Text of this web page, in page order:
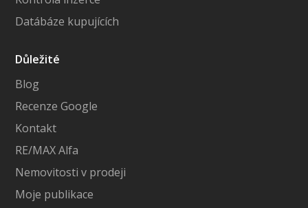
Datábáze kupujících
Důležité
Blog
Recenze Google
Kontakt
RE/MAX Alfa
Nemovitosti v prodeji
Moje publikace